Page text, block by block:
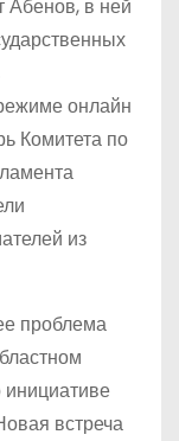
Абенов, в ней
онлайн
Комитета по
из
проблема
встреча